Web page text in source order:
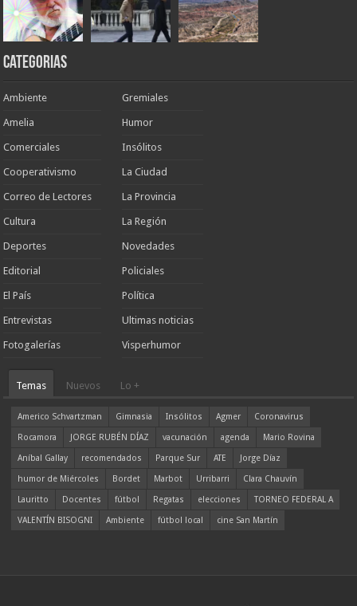
Categorias
Ambiente
Amelia
Comerciales
Cooperativismo
Correo de Lectores
Cultura
Deportes
Editorial
El País
Entrevistas
Fotogalerías
Gremiales
Humor
Insólitos
La Ciudad
La Provincia
La Región
Novedades
Policiales
Política
Ultimas noticias
Visperhumor
Temas Nuevos Lo +
Americo Schvartzman Gimnasia Insólitos Agmer
Coronavirus
Rocamora
JORGE RUBÉN DÍAZ vacunación agenda
Mario Rovina
Aníbal Gallay
recomendados Parque Sur ATE
Jorge Díaz
humor de Miércoles
Bordet Marbot Urribarri
Clara Chauvín
Lauritto
Docentes fútbol Regatas elecciones
TORNEO FEDERAL A
VALENTÍN BISOGNI
Ambiente fútbol local cine San Martín